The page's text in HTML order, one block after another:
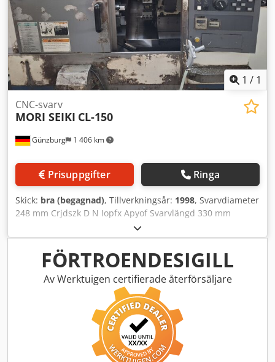
1 / 1
Günzburg 1 406 km
CNC-svarv
MORI SEIKI CL-150
Prisuppgifter Ringa
Skick: bra (begagnad), Tillverkningsår: 1998, Svarvdiameter
248 mm Crjdszk D N Iopfx Apyof Svarvlängd 330 mm
Slaglängd – z 190 mm Slaglängd – x 370 mm
Spindelhålsdiameter 45 mm Pinolslaget 120 mm
Spindelhastighet 6 000 varv/min.
FÖRTROENDESIGILL
Av Werktuigen certifierade återförsäljare